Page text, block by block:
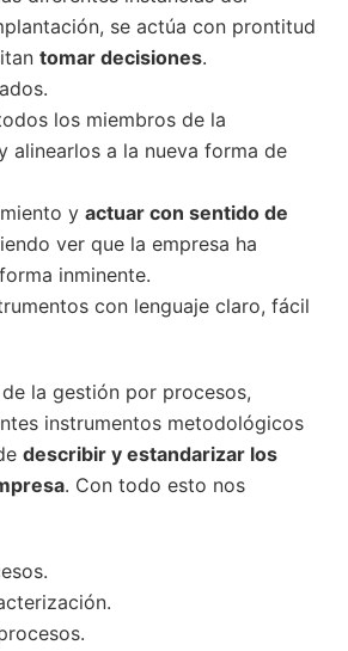
se actúa con prontitud
tomar decisiones.
los miembros de la
alinearlos a la nueva forma de
yactuar con sentido de
ver que la empresa ha
inminente.
con lenguaje claro, fácil
la gestión por procesos,
instrumentos metodológicos
describir y estandarizar los
. Con todo esto nos